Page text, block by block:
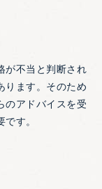
が不当と判断され
ります。そのため
のアドバイスを受
す。